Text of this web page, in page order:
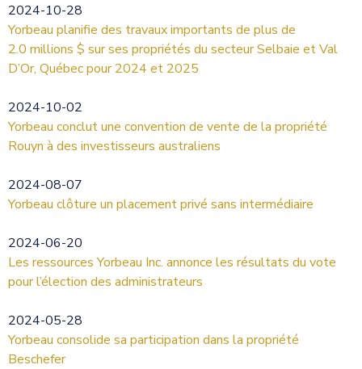
2024-10-28
Yorbeau planifie des travaux importants de plus de
2.0 millions $ sur ses propriétés du secteur Selbaie et Val
D’Or, Québec pour 2024 et 2025
2024-10-02
Yorbeau conclut une convention de vente de la propriété
Rouyn à des investisseurs australiens
2024-08-07
Yorbeau clôture un placement privé sans intermédiaire
2024-06-20
Les ressources Yorbeau Inc. annonce les résultats du vote
pour l’élection des administrateurs
2024-05-28
Yorbeau consolide sa participation dans la propriété
Beschefer